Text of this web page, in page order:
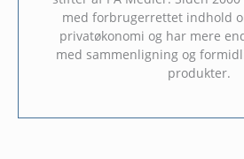
med forbrugerrettet indhold
privatøkonomi og har mere
med sammenligning og
produkter.